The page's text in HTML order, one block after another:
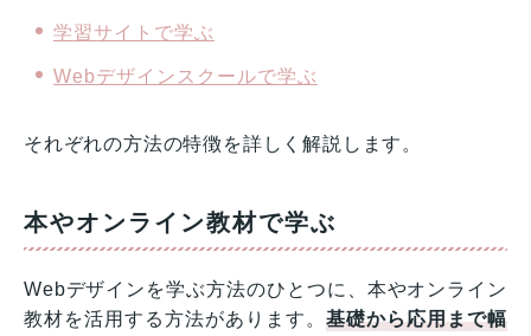
学習サイトで学ぶ
Webデザインスクールで学ぶ
それぞれの方法の特徴を詳しく解説します。
本やオンライン教材で学ぶ
Webデザインを学ぶ方法のひとつに、本やオンライン
教材を活用する方法があります。基礎から応用まで幅